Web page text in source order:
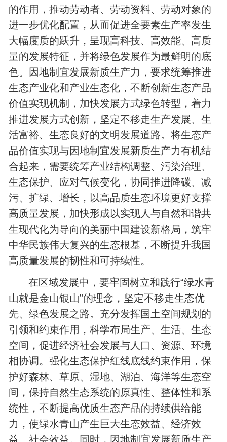
的作用，推动劳动者、劳动资料、劳动对象的
进一步优化配置，从而促进全要素生产率发生
大幅度质的跃升，呈现高科技、高效能、高质
量的发展特征，并将绿色发展作为最鲜明的底
色。因地制宜发展新质生产力，要求统筹推进
生态产业化和产业生态化，不断创新生态产品
价值实现机制，加快发展方式绿色转型，着力
推进发展方式创新，坚定不移走生产发展、生
活富裕、生态良好的文明发展道路。将生态产
品价值实现与因地制宜发展新质生产力有机结
合起来，需要统筹产业结构调整、污染治理、
生态保护、应对气候变化，协同推进降碳、减
污、扩绿、增长，以高品质生态环境更好支撑
高质量发展，加快形成以实现人与自然和谐共
生现代化为导向的美丽中国建设新格局，筑牢
中华民族伟大复兴的生态根基，不断提升我国
高质量发展的韧性和可持续性。
在区域发展中，要牢固树立和践行“绿水青
山就是金山银山”的理念，坚定不移走生态优
先、绿色发展之路。充分发挥国土空间规划的
引领和约束作用，科学布局生产、生活、生态
空间，促进经济社会发展与人口、资源、环境
相协调。强化生态保护红线底线约束作用，保
护好森林、草原、湿地、湖泊、海洋等生态空
间，保持自然生态系统的原真性、整体性和系
统性，不断提高优质生态产品的持续供给能
力，使绿水青山产生巨大生态效益、经济效
益、社会效益。同时，因地制宜发展新质生产